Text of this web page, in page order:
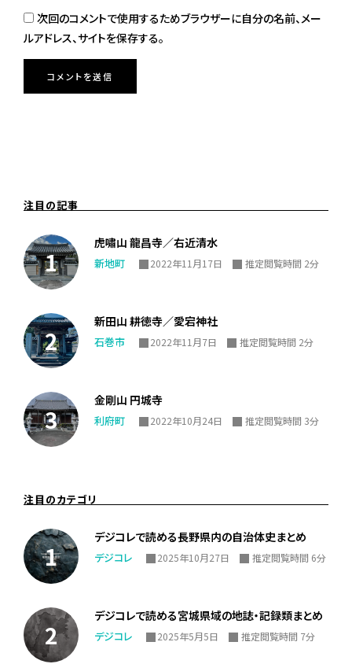
次回のコメントで使用するためブラウザーに自分の名前、メー
ルアドレス、サイトを保存する。
注目の記事
虎嘯山 龍昌寺／右近清水
新地町 2022年11月17日 推定閲覧時間 2分
新田山 耕徳寺／愛宕神社
石巻市 2022年11月7日 推定閲覧時間 2分
金剛山 円城寺
利府町 2022年10月24日 推定閲覧時間 3分
注目のカテゴリ
デジコレで読める長野県内の自治体史まとめ
デジコレ 2025年10月27日 推定閲覧時間 6分
デジコレで読める宮城県域の地誌・記録類まとめ
デジコレ 2025年5月5日 推定閲覧時間 7分